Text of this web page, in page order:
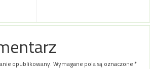
opublikowany. Wymagane pola są oznaczone*